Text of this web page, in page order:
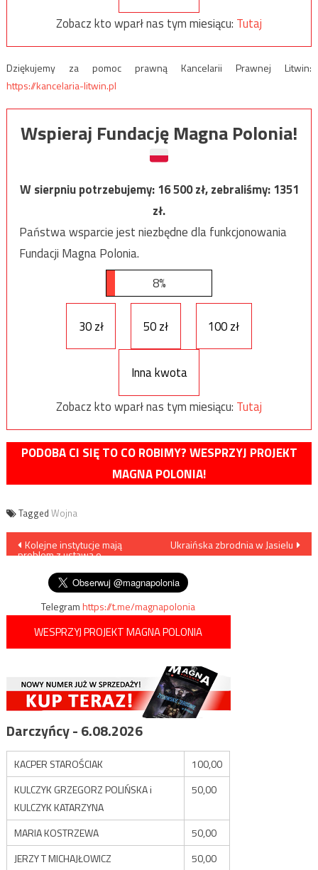
Zobacz kto wparł nas tym miesiącu: Tutaj
Dziękujemy za pomoc prawną Kancelarii Prawnej Litwin:
https://kancelaria-litwin.pl
Wspieraj Fundację Magna Polonia!
W sierpniu potrzebujemy:16 500zł, zebraliśmy:1351
zł.
Państwa wsparcie jest niezbędne dla funkcjonowania
Fundacji Magna Polonia.
8%
30 zł 50 zł 100 zł
Inna kwota
Zobacz kto wparł nas tym miesiącu: Tutaj
PODOBA CI SIĘ TO CO ROBIMY? WESPRZYJ PROJEKT
MAGNA POLONIA!
Tagged Wojna
Nawigacja
wpisu
Kolejne instytucje mają
problem z ustawą o
Ukraińska zbrodnia w Jasielu
Telegramhttps://t.me/magnapolonia
WESPRZYJ PROJEKT MAGNA POLONIA
Darczyńcy - 6.08.2026
KACPER STAROŚCIAK
100,00
KULCZYK GRZEGORZ POLIŃSKA i
KULCZYK KATARZYNA
50,00
MARIA KOSTRZEWA
50,00
JERZY T MICHAJŁOWICZ
50,00